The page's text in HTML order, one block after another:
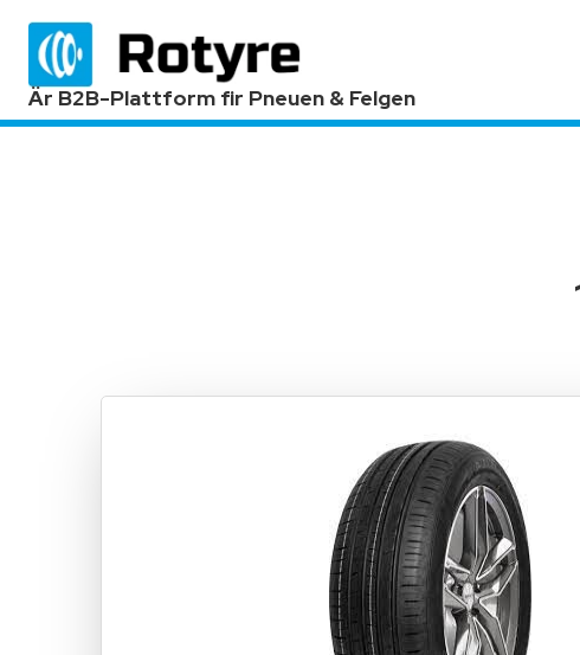
Är B2B-Plattform fir Pneuen & Felgen